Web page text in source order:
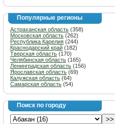
Популярные регионы
Астраханская область (358)
Московская область (262)
Республика Карелия (244)
Краснодарский край (182)
Тверская область (170)
Челябинская область (165)
Ленинградская область (156)
Ярославская область (69)
Калужская область (64)
Самарская область (54)
Поиск по городу